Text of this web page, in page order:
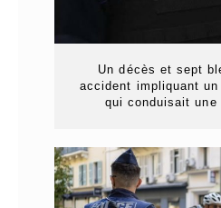
Un décès et sept
accident impliquant
qui conduisait une